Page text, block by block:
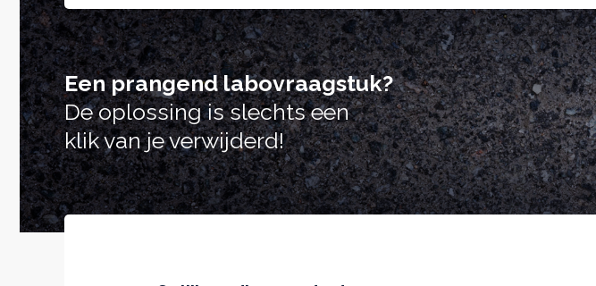
Een prangend labovraagstuk?
De oplossing is slechts een
klik van je verwijderd!